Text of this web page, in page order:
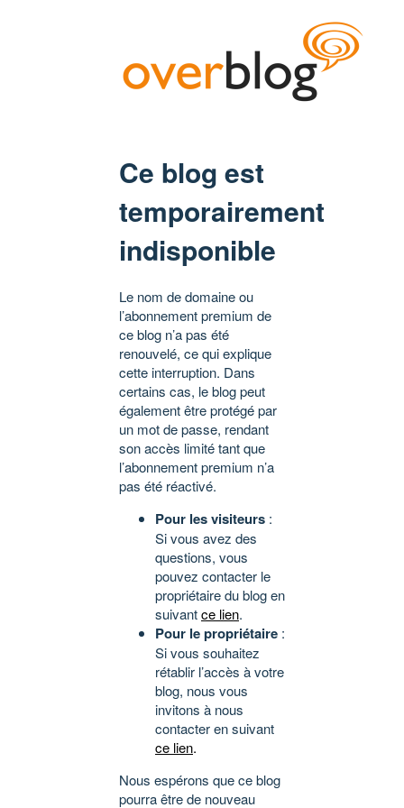
Ce blog est
temporairement
indisponible
Le nom de domaine ou
l’abonnement premium de
ce blog n’a pas été
renouvelé, ce qui explique
cette interruption. Dans
certains cas, le blog peut
également être protégé par
un mot de passe, rendant
son accès limité tant que
l’abonnement premium n’a
pas été réactivé.
Pour les visiteurs :
Si vous avez des
questions, vous
pouvez contacter le
propriétaire du blog en
suivantce lien.
Pour le propriétaire :
Si vous souhaitez
rétablir l’accès à votre
blog, nous vous
invitons à nous
contacter en suivant
ce lien.
Nous espérons que ce blog
pourra être de nouveau